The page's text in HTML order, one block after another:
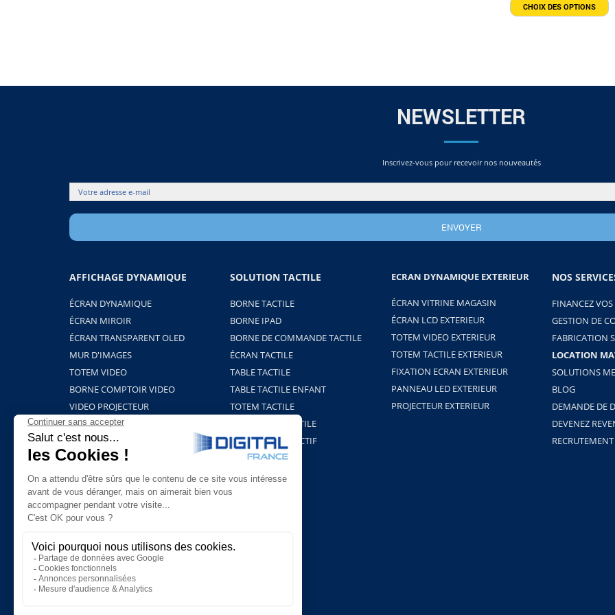
CHOIX DES OPTIONS
NEWSLETTER
Inscrivez-vous pour recevoir nos nouveautés
AFFICHAGE DYNAMIQUE
ÉCRAN DYNAMIQUE
ÉCRAN MIROIR
ÉCRAN TRANSPARENT OLED
MUR D'IMAGES
TOTEM VIDEO
BORNE COMPTOIR VIDEO
VIDEO PROJECTEUR
BORNE HOLOGRAMME
SUPPORTS ET FIXATIONS
PLAYERS & LOGICIELS
SOLUTION TACTILE
BORNE TACTILE
BORNE IPAD
BORNE DE COMMANDE TACTILE
ÉCRAN TACTILE
TABLE TACTILE
TABLE TACTILE ENFANT
TOTEM TACTILE
PROJECTION TACTILE
TABLEAU INTERACTIF
BORNE COVID-19
ECRAN DYNAMIQUE EXTERIEUR
ÉCRAN VITRINE MAGASIN
ÉCRAN LCD EXTERIEUR
TOTEM VIDEO EXTERIEUR
TOTEM TACTILE EXTERIEUR
FIXATION ECRAN EXTERIEUR
PANNEAU LED EXTERIEUR
PROJECTEUR EXTERIEUR
NOS
FINANCEZ
GESTION DE
FABRICATION
LOCATION
SOLUTIONS
BLOG
DEMANDE DE
DEVENEZ
RECRUTEMENT